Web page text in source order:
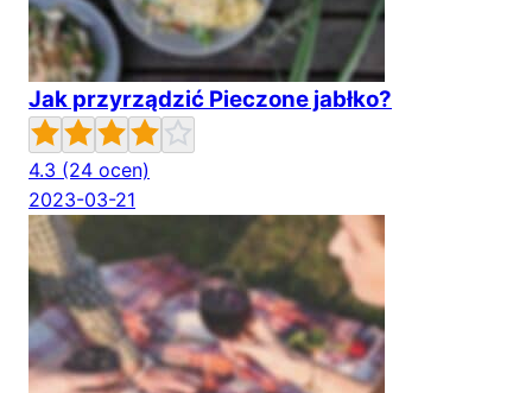
Jak przyrządzić Pieczone jabłko?
4.3 (24 ocen)
2023-03-21